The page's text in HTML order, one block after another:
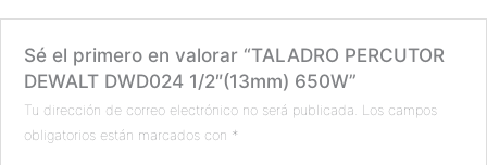
Sé el primero en valorar “TALADRO PERCUTOR
DEWALT DWD024 1/2″(13mm) 650W”
Tu dirección de correo electrónico no será publicada. Los campos
obligatorios están marcados con *